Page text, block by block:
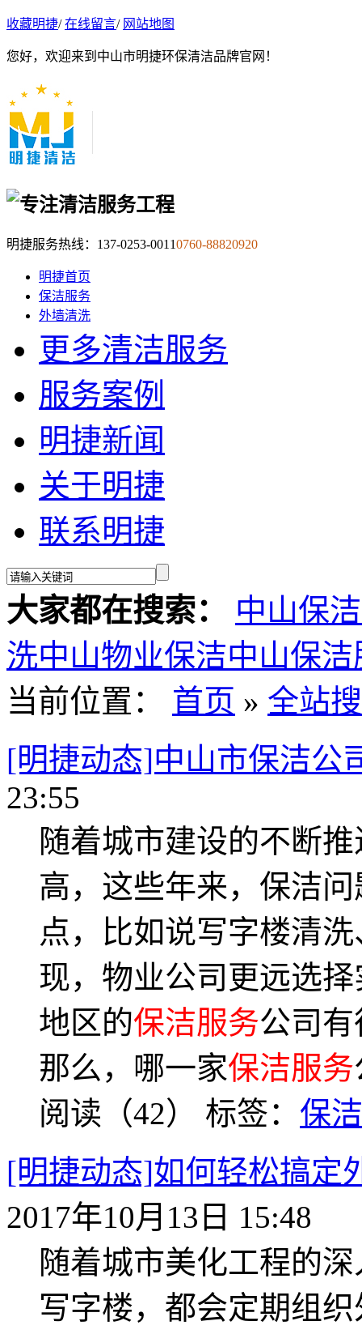
收藏明捷/在线留言/ 网站地图
您好，欢迎来到中山市明捷环保清洁品牌官网！
明捷服务热线： 137-0253-00110760-88820920
明捷首页
保洁服务
外墙清洗
更多清洁服务
服务案例
明捷新闻
关于明捷
联系明捷
大家都在搜索：
中山保
洗中山物业保洁中山保
当前位置：
首页 » 全站
[明捷动态]中山市保洁公
23:55
随着城市建设的不断
高，这些年来，保洁
点，比如说写字楼清
现，物业公司更远选
地区的保洁服务公司
那么，哪一家保洁服务
阅读（42） 标签： 保
[明捷动态]如何轻松搞定
2017年10月13日 15:48
随着城市美化工程的
写字楼，都会定期组